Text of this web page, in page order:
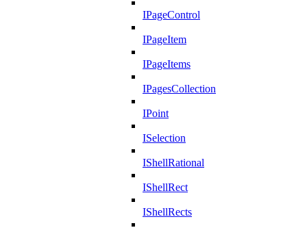
IPageControl
IPageItem
IPageItems
IPagesCollection
IPoint
ISelection
IShellRational
IShellRect
IShellRects